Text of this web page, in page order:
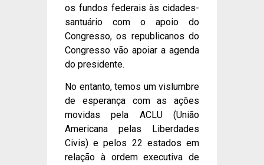
os fundos federais às cidades-
santuário com o apoio do
Congresso, os republicanos do
Congresso vão apoiar a agenda
do presidente.
No entanto, temos um vislumbre
de esperança com as ações
movidas pela ACLU (União
Americana pelas Liberdades
Civis) e pelos 22 estados em
relação à ordem executiva de